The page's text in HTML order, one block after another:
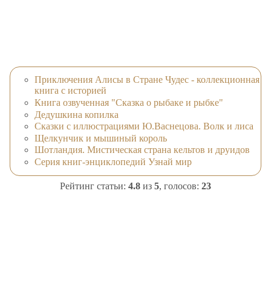
Приключения Алисы в Стране Чудес - коллекционная
книга с историей
Книга озвученная "Сказка о рыбаке и рыбке"
Дедушкина копилка
Сказки с иллюстрациями Ю.Васнецова. Волк и лиса
Щелкунчик и мышиный король
Шотландия. Мистическая страна кельтов и друидов
Серия книг-энциклопедий Узнай мир
Рейтинг статьи: 4.8 из 5, голосов: 23